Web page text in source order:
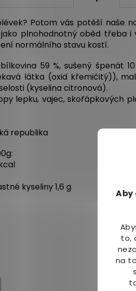
Aby
to,
na
Potom vás potěší naše
plnohodnotný oběd třeba
normálního stavu kostí.
59 %, sušený špenát
látka (oxid křemičitý)),
(kyselina citronová).
lepku, vajec, skořápkových
republika
kyseliny 1,6 g